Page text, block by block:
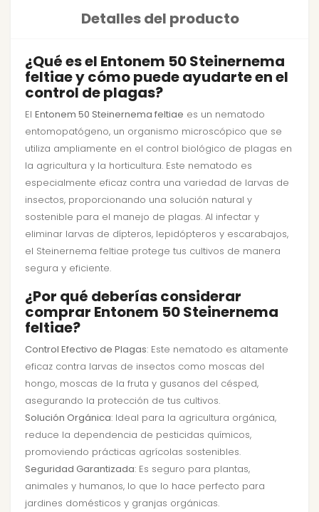
Detalles del producto
¿Qué es el Entonem 50 Steinernema
feltiae y cómo puede ayudarte en el
control de plagas?
El Entonem 50 Steinernema feltiae es un nematodo
entomopatógeno, un organismo microscópico que se
utiliza ampliamente en el control biológico de plagas en
la agricultura y la horticultura. Este nematodo es
especialmente eficaz contra una variedad de larvas de
insectos, proporcionando una solución natural y
sostenible para el manejo de plagas. Al infectar y
eliminar larvas de dípteros, lepidópteros y escarabajos,
el Steinernema feltiae protege tus cultivos de manera
segura y eficiente.
¿Por qué deberías considerar
comprar Entonem 50 Steinernema
feltiae?
Control Efectivo de Plagas: Este nematodo es altamente
eficaz contra larvas de insectos como moscas del
hongo, moscas de la fruta y gusanos del césped,
asegurando la protección de tus cultivos.
Solución Orgánica: Ideal para la agricultura orgánica,
reduce la dependencia de pesticidas químicos,
promoviendo prácticas agrícolas sostenibles.
Seguridad Garantizada: Es seguro para plantas,
animales y humanos, lo que lo hace perfecto para
jardines domésticos y granjas orgánicas.